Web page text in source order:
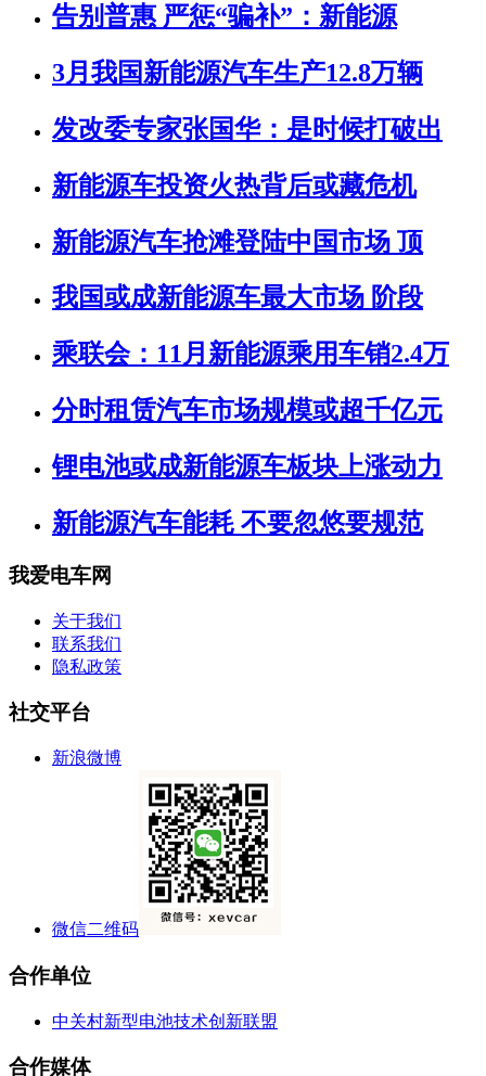
告别普惠 严惩“骗补”：新能源
3月我国新能源汽车生产12.8万辆
发改委专家张国华：是时候打破出
新能源车投资火热背后或藏危机
新能源汽车抢滩登陆中国市场 顶
我国或成新能源车最大市场 阶段
乘联会：11月新能源乘用车销2.4万
分时租赁汽车市场规模或超千亿元
锂电池或成新能源车板块上涨动力
新能源汽车能耗 不要忽悠要规范
我爱电车网
关于我们
联系我们
隐私政策
社交平台
新浪微博
微信二维码
合作单位
中关村新型电池技术创新联盟
合作媒体